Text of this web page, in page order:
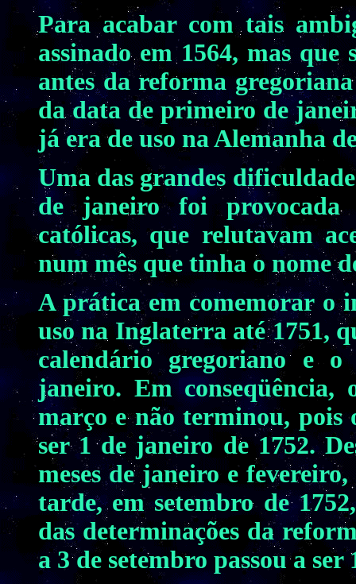
Para acabar com tais
assinado em 1564, mas que
antes da reforma
da data de primeiro de
já era de uso na Alemanha
Uma das grandes
de janeiro foi provocada
católicas, que relutavam
num mês que tinha o nome
A prática em comemorar o
uso na Inglaterra até 1751,
calendário gregoriano e
janeiro. Em conseqüência,
março e não terminou, pois
ser 1 de janeiro de 1752.
meses de janeiro e
tarde, em setembro de
das determinações da
a 3 de setembro passou a ser